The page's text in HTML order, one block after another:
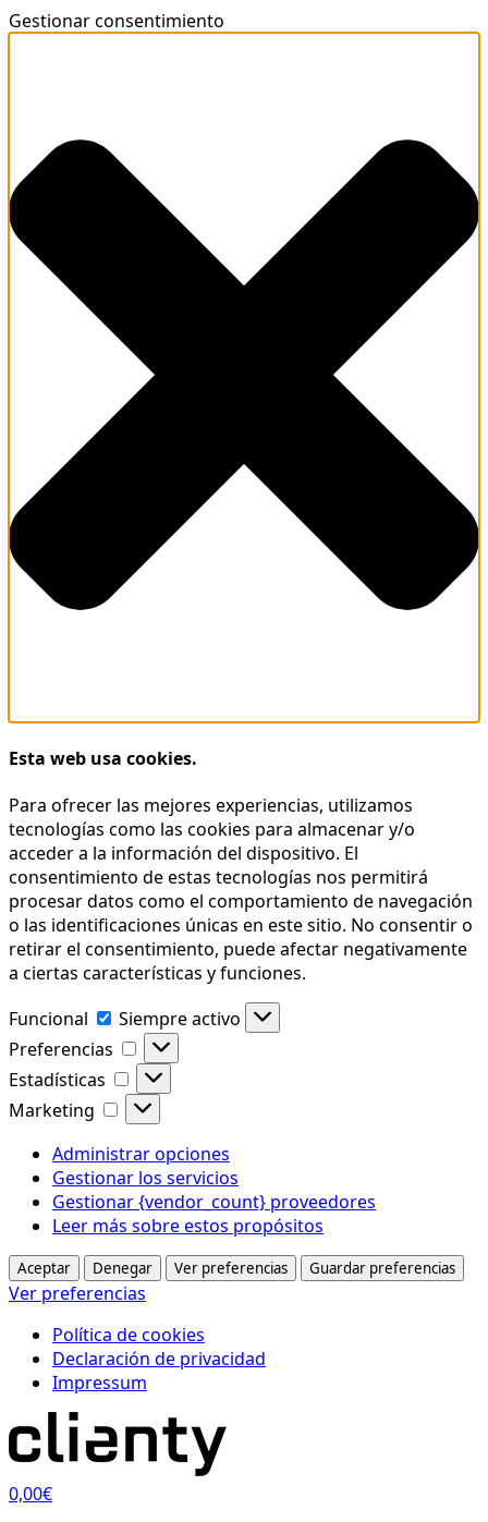
Gestionar consentimiento
Esta web usa cookies.
Para ofrecer las mejores experiencias, utilizamos
tecnologías como las cookies para almacenar y/o
acceder a la información del dispositivo. El
consentimiento de estas tecnologías nos permitirá
procesar datos como el comportamiento de navegación
o las identificaciones únicas en este sitio. No consentir o
retirar el consentimiento, puede afectar negativamente
a ciertas características y funciones.
Funcional
Funcional
Siempre activo
Preferencias
Preferencias
Estadísticas
Estadísticas
Marketing
Marketing
Administrar opciones
Gestionar los servicios
Gestionar {vendor_count} proveedores
Leer más sobre estos propósitos
Aceptar Denegar Ver preferencias Guardar preferencias
Ver preferencias
Política de cookies
Declaración de privacidad
Impressum
0,00€